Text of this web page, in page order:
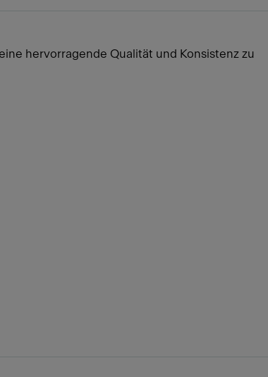
hervorragende Qualität und Konsistenz zu